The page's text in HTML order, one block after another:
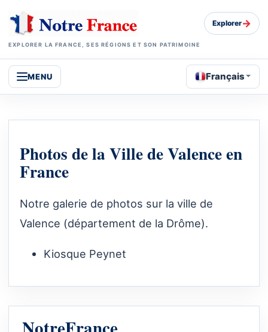
EXPLORER LA FRANCE, SES RÉGIONS ET SON PATRIMOINE
Explorer→
MENU Français
Photos de la Ville de Valence en
France
Notre galerie de photos sur la ville de
Valence (département de la Drôme).
Kiosque Peynet